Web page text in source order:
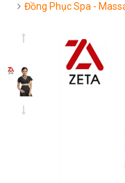
Đồng Phục Spa -